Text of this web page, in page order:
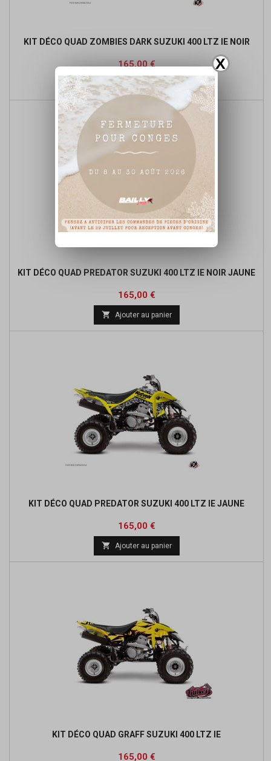
X
KIT DÉCO QUAD ZOMBIES DARK SUZUKI 400 LTZ IE NOIR
Prix
165,00 €
 Ajouter au panier
KIT DÉCO QUAD PREDATOR SUZUKI 400 LTZ IE NOIR JAUNE
Prix
165,00 €
 Ajouter au panier
KIT DÉCO QUAD PREDATOR SUZUKI 400 LTZ IE JAUNE
Prix
165,00 €
 Ajouter au panier
KIT DÉCO QUAD GRAFF SUZUKI 400 LTZ IE
Prix
165,00 €